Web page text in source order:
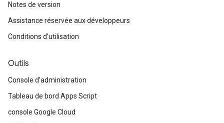
Notes de version
Assistance réservée aux développeurs
Conditions d'utilisation
Outils
Console d'administration
Tableau de bord Apps Script
console Google Cloud